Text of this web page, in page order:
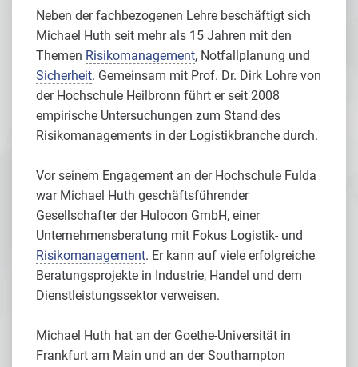
Neben der fachbezogenen Lehre beschäftigt sich
Michael Huth seit mehr als 15 Jahren mit den
Themen Risikomanagement, Notfallplanung und
Sicherheit. Gemeinsam mit Prof. Dr. Dirk Lohre von
der Hochschule Heilbronn führt er seit 2008
empirische Untersuchungen zum Stand des
Risikomanagements in der Logistikbranche durch.
Vor seinem Engagement an der Hochschule Fulda
war Michael Huth geschäftsführender
Gesellschafter der Hulocon GmbH, einer
Unternehmensberatung mit Fokus Logistik- und
Risikomanagement. Er kann auf viele erfolgreiche
Beratungsprojekte in Industrie, Handel und dem
Dienstleistungssektor verweisen.
Michael Huth hat an der Goethe-Universität in
Frankfurt am Main und an der Southampton